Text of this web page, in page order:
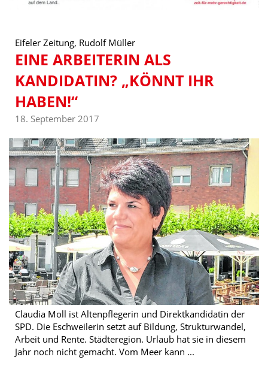
Eifeler Zeitung, Rudolf Müller
EINE ARBEITERIN ALS
KANDIDATIN? „KÖNNT IHR
HABEN!“
18. September 2017
Claudia Moll ist Altenpflegerin und Direktkandidatin der
SPD. Die Eschweilerin setzt auf Bildung, Strukturwandel,
Arbeit und Rente. Städteregion. Urlaub hat sie in diesem
Jahr noch nicht gemacht. Vom Meer kann ...